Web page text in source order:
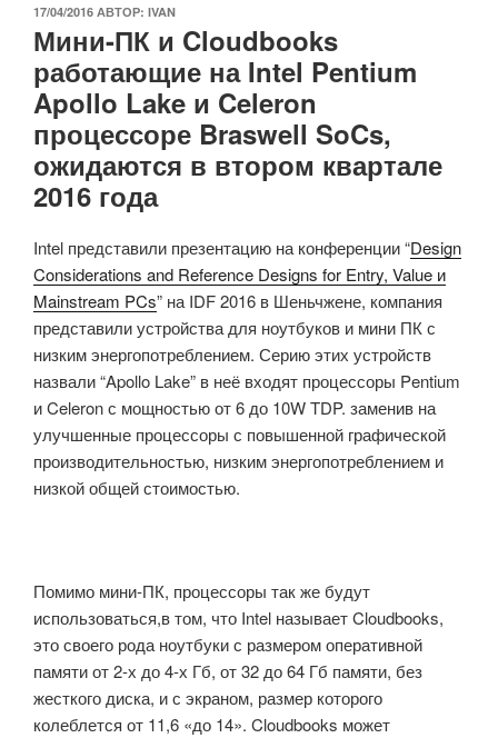
ОПУБЛИКОВАНО
17/04/2016 АВТОР: IVAN
Мини-ПК и Cloudbooks
работающие на Intel Pentium
Apollo Lake и Celeron
процессоре Braswell SoCs,
ожидаются в втором квартале
2016 года
Intel представили презентацию на конференции “Design
Considerations and Reference Designs for Entry, Value и
Mainstream PCs” на IDF 2016 в Шеньчжене, компания
представили устройства для ноутбуков и мини ПК с
низким энергопотреблением. Серию этих устройств
назвали “Apollo Lake” в неё входят процессоры Pentium
и Celeron с мощностью от 6 до 10W TDP. заменив на
улучшенные процессоры с повышенной графической
производительностью, низким энергопотреблением и
низкой общей стоимостью.
Помимо мини-ПК, процессоры так же будут
использоваться,в том, что Intel называет Cloudbooks,
это своего рода ноутбуки с размером оперативной
памяти от 2-х до 4-х Гб, от 32 до 64 Гб памяти, без
жесткого диска, и с экраном, размер которого
колеблется от 11,6 «до 14». Cloudbooks может